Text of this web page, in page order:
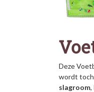
Deze
wordt
slagroom,